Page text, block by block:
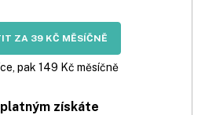
ZA 39 KČ MĚSÍČNĚ
pak 149 Kč měsíčně
získáte